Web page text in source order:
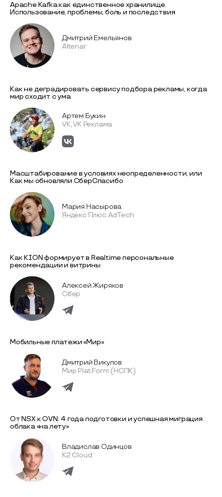
Apache Kafka как единственное хранилище.
Использование, проблемы, боль и последствия
Дмитрий Емельянов
Altenar
Как не деградировать сервису подбора рекламы, когда
мир сходит с ума
Артем Букин
VK, VK Реклама
Масштабирование в условиях неопределенности, или
Как мы обновляли СберСпасибо
Мария Насырова
Яндекс Плюс AdTech
Как KION формирует в Realtime персональные
рекомендации и витрины
Алексей Жиряков
Сбер
Мобильные платежи «Мир»
Дмитрий Викулов
Мир Plat.Form (НСПК)
От NSX к OVN: 4 года подготовки и успешная миграция
облака «на лету»
Владислав Одинцов
K2 Cloud